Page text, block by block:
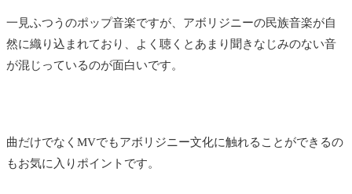
一見ふつうのポップ音楽ですが、アボリジニーの民族音楽が自
然に織り込まれており、よく聴くとあまり聞きなじみのない音
が混じっているのが面白いです。
曲だけでなくMVでもアボリジニー文化に触れることができるの
もお気に入りポイントです。